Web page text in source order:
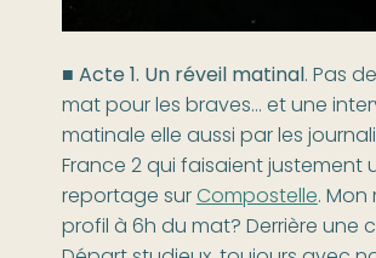
■Acte 1. Un réveil matinal. Pas
mat pour les braves… et une
matinale elle aussi par les
France 2 qui faisaient justement
reportage surCompostelle. Mon
profil à 6h du mat? Derrière une